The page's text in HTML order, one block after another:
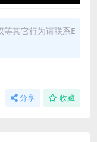
其它行为请联系E
分享 收藏